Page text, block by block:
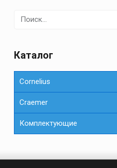
Каталог
Cornelius
Сraemer
Комплектующие